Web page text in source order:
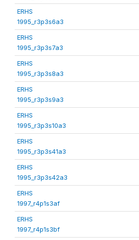
ERHS
1995_r3p3s6a3
ERHS
1995_r3p3s7a3
ERHS
1995_r3p3s8a3
ERHS
1995_r3p3s9a3
ERHS
1995_r3p3s10a3
ERHS
1995_r3p3s41a3
ERHS
1995_r3p3s42a3
ERHS
1997_r4p1s3af
ERHS
1997_r4p1s3bf